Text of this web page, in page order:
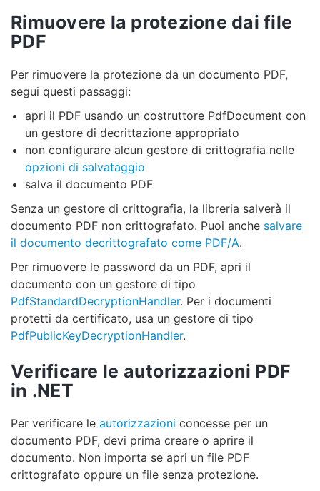
Rimuovere la protezione dai file
PDF
Per rimuovere la protezione da un documento PDF,
segui questi passaggi:
apri il PDF usando un costruttore PdfDocument con
un gestore di decrittazione appropriato
non configurare alcun gestore di crittografia nelle
opzioni di salvataggio
salva il documento PDF
Senza un gestore di crittografia, la libreria salverà il
documento PDF non crittografato. Puoi anche salvare
il documento decrittografato come PDF/A.
Per rimuovere le password da un PDF, apri il
documento con un gestore di tipo
PdfStandardDecryptionHandler. Per i documenti
protetti da certificato, usa un gestore di tipo
PdfPublicKeyDecryptionHandler.
Verificare le autorizzazioni PDF
in .NET
Per verificare le autorizzazioni concesse per un
documento PDF, devi prima creare o aprire il
documento. Non importa se apri un file PDF
crittografato oppure un file senza protezione.